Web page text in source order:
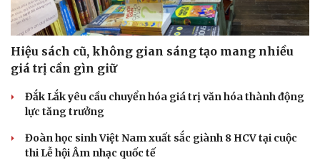
Hiệu sách cũ, không gian sáng tạo mang nhiều
giá trị cần gìn giữ
Đắk Lắk yêu cầu chuyển hóa giá trị văn hóa thành động
lực tăng trưởng
Đoàn học sinh Việt Nam xuất sắc giành 8 HCV tại cuộc
thi Lễ hội Âm nhạc quốc tế